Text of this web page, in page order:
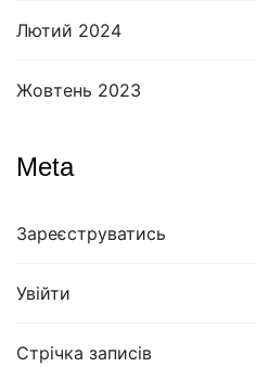
Лютий 2024
Жовтень 2023
Meta
Зареєструватись
Увійти
Стрічка записів